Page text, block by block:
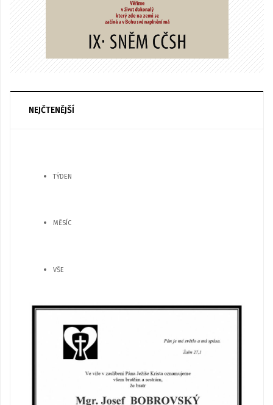
NEJČTENĚJŠÍ
TÝDEN
MĚSÍC
VŠE